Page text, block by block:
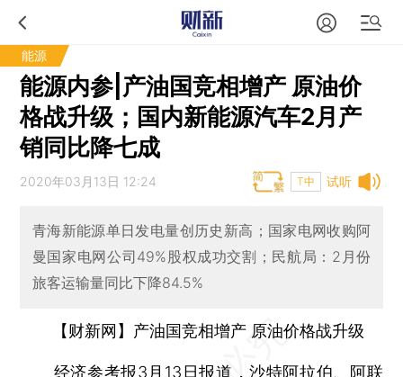
能源
能源内参|产油国竞相增产 原油价
格战升级；国内新能源汽车2月产
销同比降七成
试听
2020年03月13日 12:24 T中
青海新能源单日发电量创历史新高；国家电网收购阿
曼国家电网公司49%股权成功交割；民航局：2月份
旅客运输量同比下降84.5%
【财新网】产油国竞相增产 原油价格战升级
经济参考报3月13日报道，沙特阿拉伯、阿联